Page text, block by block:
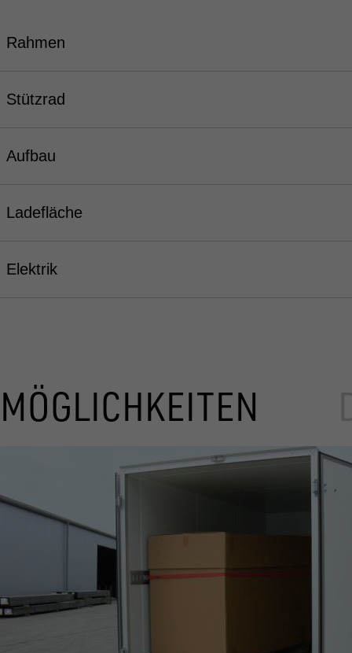
Rahmen
Stützrad
Aufbau
Ladefläche
Elektrik
MÖGLICHKEITEN